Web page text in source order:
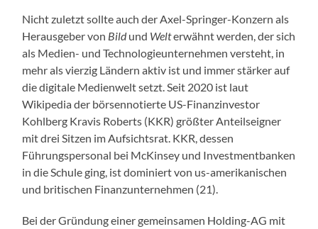
Nicht zuletzt sollte auch der Axel-Springer-Konzern als
Herausgeber von Bildund Welterwähnt werden, der sich
als Medien- und Technologieunternehmen versteht, in
mehr als vierzig Ländern aktiv ist und immer stärker auf
die digitale Medienwelt setzt. Seit 2020 ist laut
Wikipedia der börsennotierte US-Finanzinvestor
Kohlberg Kravis Roberts (KKR) größter Anteilseigner
mit drei Sitzen im Aufsichtsrat. KKR, dessen
Führungspersonal bei McKinsey und Investmentbanken
in die Schule ging, ist dominiert von us-amerikanischen
und britischen Finanzunternehmen (21).
Bei der Gründung einer gemeinsamen Holding-AG mit